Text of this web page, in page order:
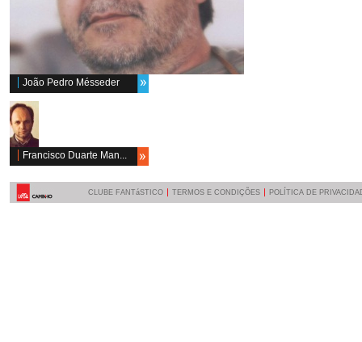
João Pedro Mésseder
Francisco Duarte Man...
CLUBE FANTáSTICO TERMOS E CONDIÇÕES POLÍTICA DE